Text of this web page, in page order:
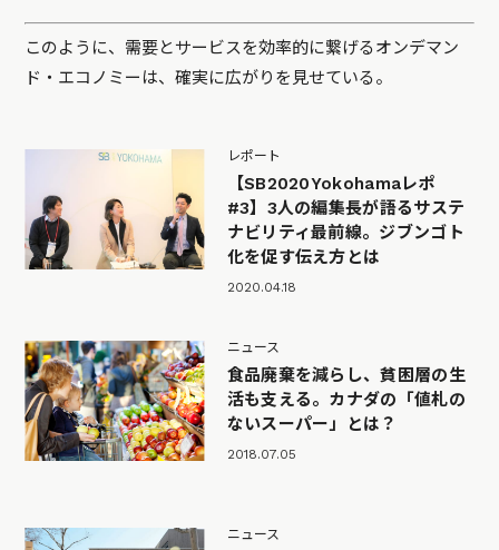
このように、需要とサービスを効率的に繋げるオンデマン
ド・エコノミーは、確実に広がりを見せている。
レポート
【SB2020Yokohamaレポ
#3】3人の編集長が語るサステ
ナビリティ最前線。ジブンゴト
化を促す伝え方とは
2020.04.18
ニュース
食品廃棄を減らし、貧困層の生
活も支える。カナダの「値札の
ないスーパー」とは？
2018.07.05
ニュース